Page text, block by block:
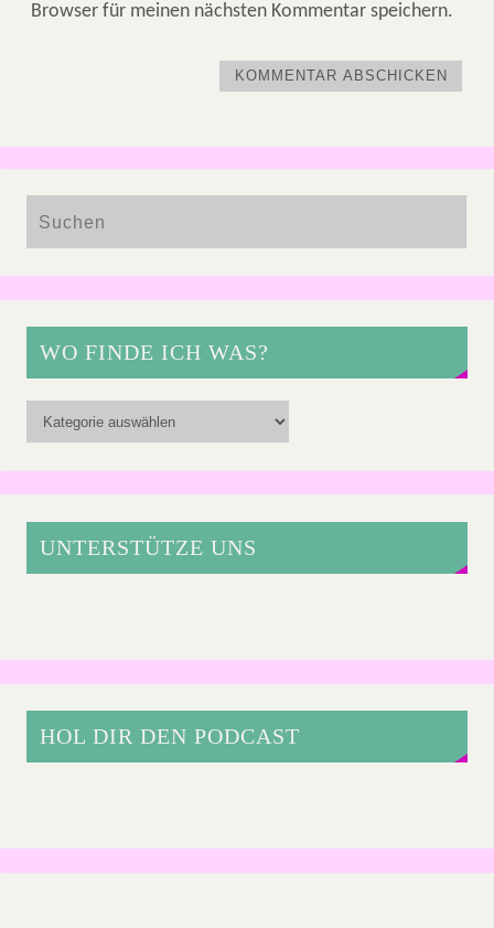
Browser für meinen nächsten Kommentar speichern.
WO FINDE ICH WAS?
UNTERSTÜTZE UNS
HOL DIR DEN PODCAST